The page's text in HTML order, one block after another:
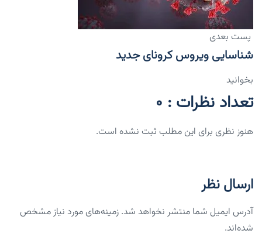
پست بعدی
شناسایی ویروس کرونای جدید
بخوانید
تعداد نظرات : 0
هنوز نظری برای این مطلب ثبت نشده است.
ارسال نظر
آدرس ایمیل شما منتشر نخواهد شد. زمینه‌های مورد نیاز مشخص
شده‌اند.